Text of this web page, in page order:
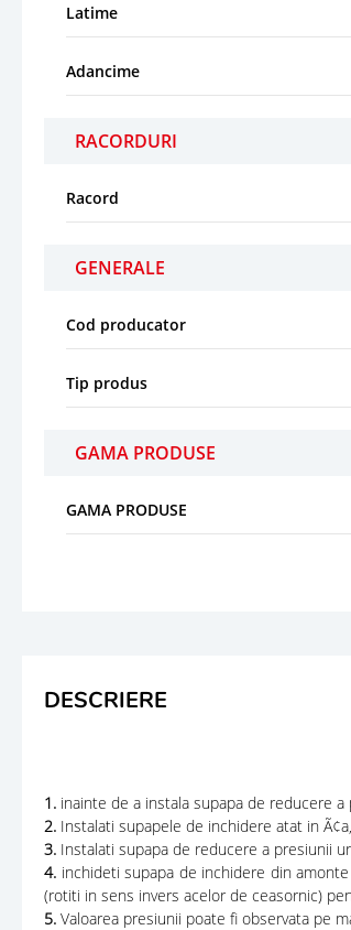
Latime
Adancime
RACORDURI
Racord
GENERALE
Cod producator
Tip produs
GAMA PRODUSE
GAMA PRODUSE
DESCRIERE
1. inainte de a instala supapa de reducere
2. Instalati supapele de inchidere atat in
3. Instalati supapa de reducere a presiunii
4. inchideti supapa de inchidere din
(rotiti in sens invers acelor de ceasornic)
5. Valoarea presiunii poate fi observata pe